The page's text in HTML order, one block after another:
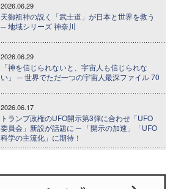
2026.06.29
天御祖神の説く「武士道」が日本と世界を救う
─ 地域シリーズ 神奈川
2026.06.29
「神を信じられないと、宇宙人も信じられな
い」 ─ 世界でただ一つの宇宙人最深ファイル 70
2026.06.17
トランプ政権のUFO開示第3弾に合わせ「UFO
委員会」新設が話題に ─ 「開示の加速」「UFO
科学の主流化」に期待！